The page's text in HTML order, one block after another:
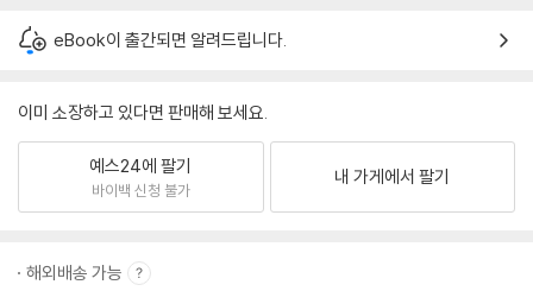
eBook이 출간되면 알려드립니다.
이미 소장하고 있다면 판매해 보세요.
예스24에 팔기
바이백 신청 불가
내 가게에서 팔기
해외배송 가능